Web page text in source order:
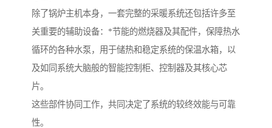
除了锅炉主机本身，一套完整的采暖系统还包括许多至
关重要的辅助设备：*节能的燃烧器及其配件，保障热水
循环的各种水泵，用于储热和稳定系统的保温水箱，以
及如同系统大脑般的智能控制柜、控制器及其核心芯
片。
这些部件协同工作，共同决定了系统的较终效能与可靠
性。